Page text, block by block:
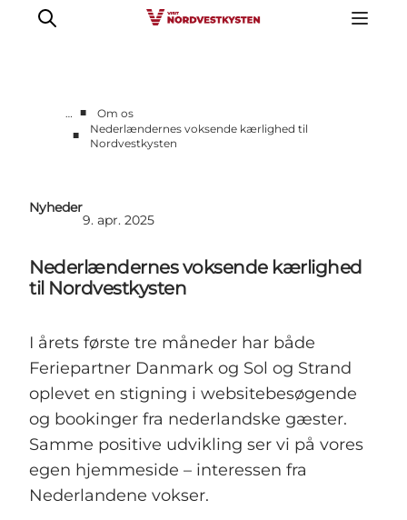
Erhverv
Kontakt
Presse
… ■
Om os
■
Nederlændernes voksende kærlighed til
Nordvestkysten
Nyheder
9. apr. 2025
Nederlændernes voksende kærlighed
til Nordvestkysten
I årets første tre måneder har både
Feriepartner Danmark og Sol og Strand
oplevet en stigning i websitebesøgende
og bookinger fra nederlandske gæster.
Samme positive udvikling ser vi på vores
egen hjemmeside – interessen fra
Nederlandene vokser.